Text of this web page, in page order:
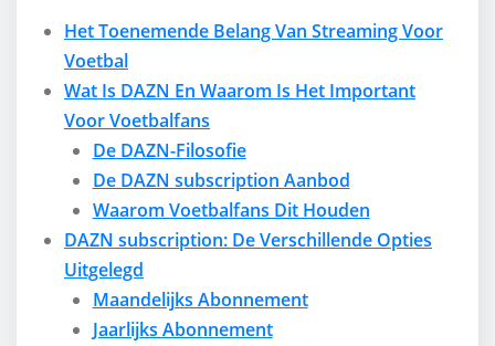
Het Toenemende Belang Van Streaming Voor
Voetbal
Wat Is DAZN En Waarom Is Het Important
Voor Voetbalfans
De DAZN-Filosofie
De DAZN subscription Aanbod
Waarom Voetbalfans Dit Houden
DAZN subscription: De Verschillende Opties
Uitgelegd
Maandelijks Abonnement
Jaarlijks Abonnement